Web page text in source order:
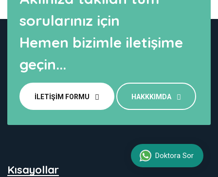
Doktora Sor
sorularınız için
Hemen bizimle iletişime
geçin...
İLETIŞIM FORMU HAKKKIMDA
Kısayollar